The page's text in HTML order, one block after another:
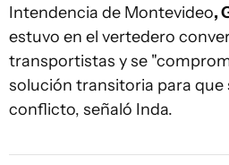
Intendencia de Montevideo,
estuvo en el vertedero
transportistas y se
solución transitoria para que
conflicto, señaló Inda.